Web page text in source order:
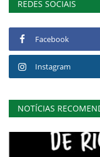
REDES SOCIAIS
Facebook
Instagram
NOTÍCIAS